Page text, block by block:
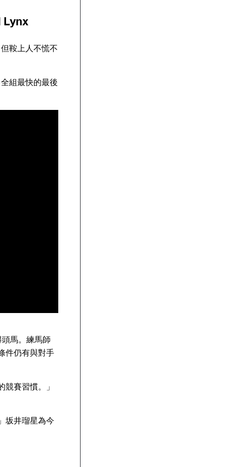
Lynx
鞍上人不慌不
組最快的最後
馬。練馬師
件仍有與對手
競賽習慣。」
坂井瑠星為今